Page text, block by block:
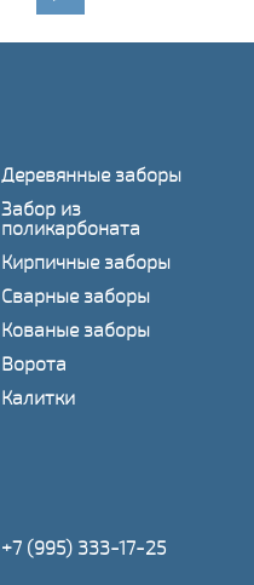
Деревянные заборы
Забор из
поликарбоната
Кирпичные заборы
Сварные заборы
Кованые заборы
Ворота
Калитки
+7 (995) 333-17-25